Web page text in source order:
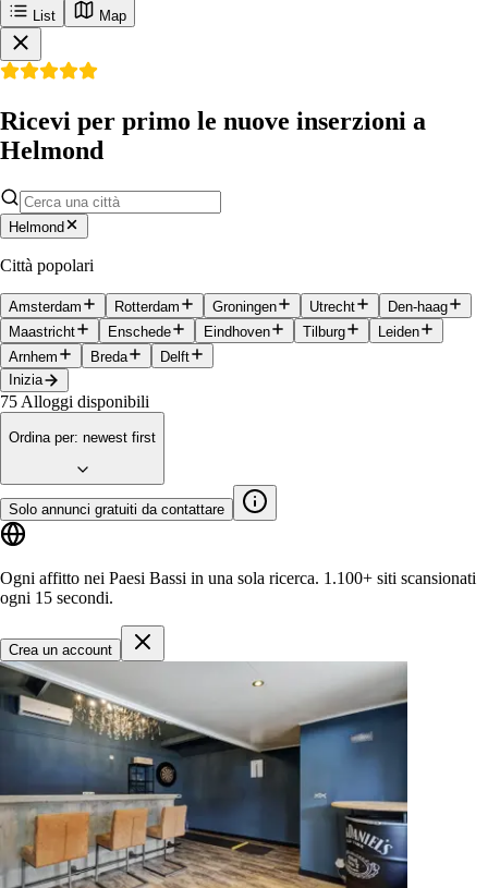
List Map
Ricevi per primo le nuove inserzioni a
Helmond
Helmond
Città popolari
Amsterdam Rotterdam Groningen Utrecht
Den-haag
Maastricht
Enschede Eindhoven Tilburg
Leiden
Arnhem
Breda
Delft
Inizia
75 Alloggi disponibili
Ordina per: newest first
Solo annunci gratuiti da contattare
Ogni affitto nei Paesi Bassi in una sola ricerca. 1.100+ siti scansionati
ogni 15 secondi.
Crea un account